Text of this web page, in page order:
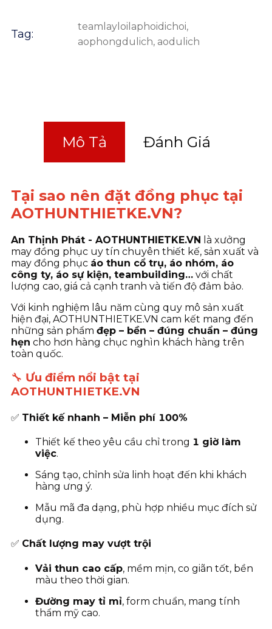
Tag:
teamlayloilaphoidichoi,
aophongdulich, aodulich
Mô Tả Đánh Giá
Tại sao nên đặt đồng phục tại
AOTHUNTHIETKE.VN?
An Thịnh Phát - AOTHUNTHIETKE.VN là xưởng
may đồng phục uy tín chuyên thiết kế, sản xuất và
may đồng phục áo thun cổ trụ, áo nhóm, áo
công ty, áo sự kiện, teambuilding… với chất
lượng cao, giá cả cạnh tranh và tiến độ đảm bảo.
Với kinh nghiệm lâu năm cùng quy mô sản xuất
hiện đại, AOTHUNTHIETKE.VN cam kết mang đến
những sản phẩm đẹp – bền – đúng chuẩn – đúng
hẹn cho hơn hàng chục nghìn khách hàng trên
toàn quốc.
🔧 Ưu điểm nổi bật tại
AOTHUNTHIETKE.VN
✅ Thiết kế nhanh – Miễn phí 100%
Thiết kế theo yêu cầu chỉ trong 1 giờ làm
việc.
Sáng tạo, chỉnh sửa linh hoạt đến khi khách
hàng ưng ý.
Mẫu mã đa dạng, phù hợp nhiều mục đích sử
dụng.
✅ Chất lượng may vượt trội
Vải thun cao cấp, mềm mịn, co giãn tốt, bền
màu theo thời gian.
Đường may tỉ mỉ, form chuẩn, mang tính
thẩm mỹ cao.